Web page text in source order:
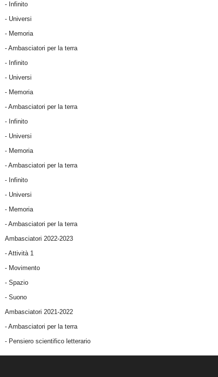
- Infinito
- Universi
- Memoria
- Ambasciatori per la terra
- Infinito
- Universi
- Memoria
- Ambasciatori per la terra
- Infinito
- Universi
- Memoria
- Ambasciatori per la terra
- Infinito
- Universi
- Memoria
- Ambasciatori per la terra
Ambasciatori 2022-2023
- Attività 1
- Movimento
- Spazio
- Suono
Ambasciatori 2021-2022
- Ambasciatori per la terra
- Pensiero scientifico letterario